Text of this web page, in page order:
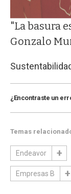
"La basura
Gonzalo
¿Encontraste un
Temas
Endeavor
Empresas B